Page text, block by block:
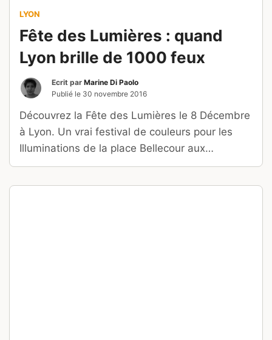
LYON
Fête des Lumières : quand
Lyon brille de 1000 feux
Ecrit par Marine Di Paolo
Publié le 30 novembre 2016
Découvrez la Fête des Lumières le 8 Décembre
à Lyon. Un vrai festival de couleurs pour les
Illuminations de la place Bellecour aux
Terreaux.